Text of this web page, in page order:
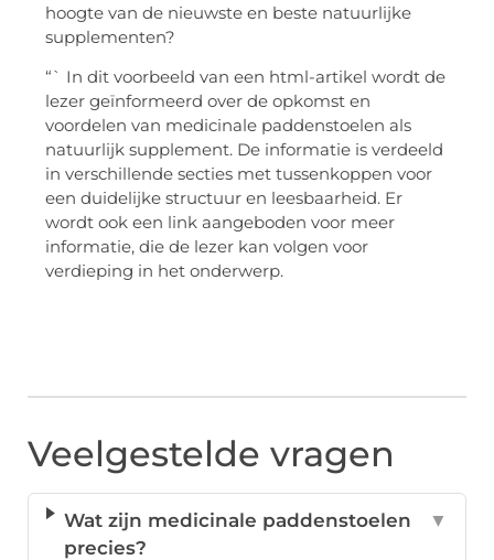
hoogte van de nieuwste en beste natuurlijke
supplementen?
“` In dit voorbeeld van een html-artikel wordt de
lezer geïnformeerd over de opkomst en
voordelen van medicinale paddenstoelen als
natuurlijk supplement. De informatie is verdeeld
in verschillende secties met tussenkoppen voor
een duidelijke structuur en leesbaarheid. Er
wordt ook een link aangeboden voor meer
informatie, die de lezer kan volgen voor
verdieping in het onderwerp.
Veelgestelde vragen
Wat zijn medicinale paddenstoelen
precies?
▼